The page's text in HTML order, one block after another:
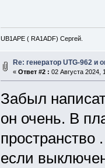
UB1APE ( RA1ADF) Сергей.
Re: генератор UTG-962 и
« Ответ #2 : 02 Августа 2024,
Забыл
он очень. В
если